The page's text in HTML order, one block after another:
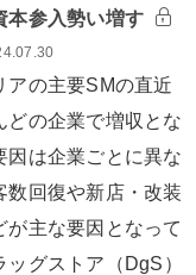
参入勢い増す
の主要SMの直近
どの企業で増収とな
因は企業ごとに異な
数回復や新店・改装
が主な要因となって
グストア（DgS）